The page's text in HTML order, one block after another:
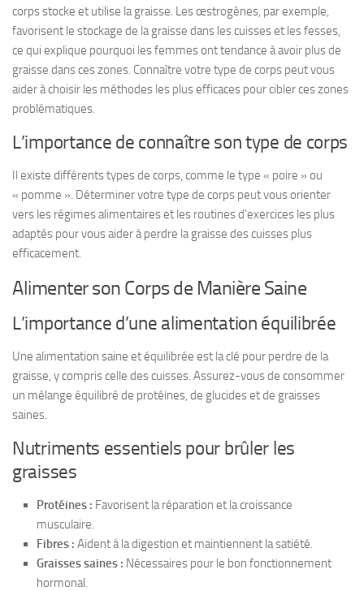
corps stocke et utilise la graisse. Les œstrogènes, par exemple,
favorisent le stockage de la graisse dans les cuisses et les fesses,
ce qui explique pourquoi les femmes ont tendance à avoir plus de
graisse dans ces zones. Connaître votre type de corps peut vous
aider à choisir les méthodes les plus efficaces pour cibler ces zones
problématiques.
L’importance de connaître son type de corps
Il existe différents types de corps, comme le type « poire » ou
« pomme ». Déterminer votre type de corps peut vous orienter
vers les régimes alimentaires et les routines d’exercices les plus
adaptés pour vous aider à perdre la graisse des cuisses plus
efficacement.
Alimenter son Corps de Manière Saine
L’importance d’une alimentation équilibrée
Une alimentation saine et équilibrée est la clé pour perdre de la
graisse, y compris celle des cuisses. Assurez-vous de consommer
un mélange équilibré de protéines, de glucides et de graisses
saines.
Nutriments essentiels pour brûler les
graisses
Protéines : Favorisent la réparation et la croissance
musculaire.
Fibres : Aident à la digestion et maintiennent la satiété.
Graisses saines : Nécessaires pour le bon fonctionnement
hormonal.